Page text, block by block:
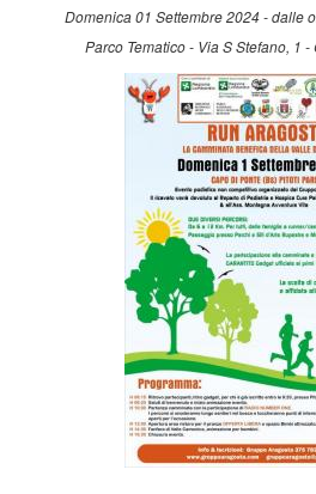
Domenica 01 Settembre 2024 - dalle
Parco Tematico - Via S Stefano, 1